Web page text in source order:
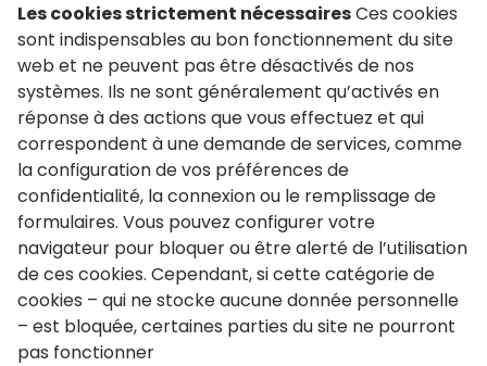
Les cookies strictement nécessairesCes cookies
sont indispensables au bon fonctionnement du site
web et ne peuvent pas être désactivés de nos
systèmes. Ils ne sont généralement qu’activés en
réponse à des actions que vous effectuez et qui
correspondent à une demande de services, comme
la configuration de vos préférences de
confidentialité, la connexion ou le remplissage de
formulaires. Vous pouvez configurer votre
navigateur pour bloquer ou être alerté de l’utilisation
de ces cookies. Cependant, si cette catégorie de
cookies – qui ne stocke aucune donnée personnelle
– est bloquée, certaines parties du site ne pourront
pas fonctionner